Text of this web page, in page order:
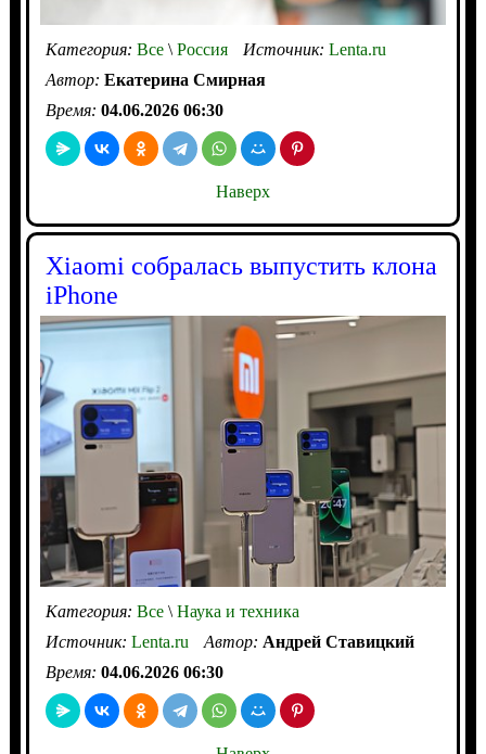
Категория: Все\Россия Источник: Lenta.ru
Автор: Екатерина Смирная
Время: 04.06.2026 06:30
Наверх
Xiaomi собралась выпустить клона
iPhone
Категория: Все\Наука и техника
Источник: Lenta.ru Автор: Андрей Ставицкий
Время: 04.06.2026 06:30